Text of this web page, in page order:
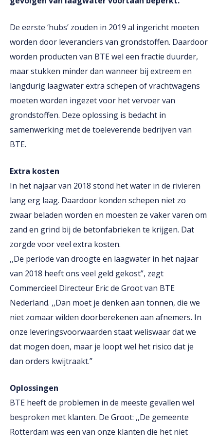
De eerste ‘hubs’ zouden in 2019 al ingericht moeten
worden door leveranciers van grondstoffen. Daardoor
worden producten van BTE wel een fractie duurder,
maar stukken minder dan wanneer bij extreem en
langdurig laagwater extra schepen of vrachtwagens
moeten worden ingezet voor het vervoer van
grondstoffen. Deze oplossing is bedacht in
samenwerking met de toeleverende bedrijven van
BTE.
Extra kosten
In het najaar van 2018 stond het water in de rivieren
lang erg laag. Daardoor konden schepen niet zo
zwaar beladen worden en moesten ze vaker varen om
zand en grind bij de betonfabrieken te krijgen. Dat
zorgde voor veel extra kosten.
,,De periode van droogte en laagwater in het najaar
van 2018 heeft ons veel geld gekost”, zegt
Commercieel Directeur Eric de Groot van BTE
Nederland. ,,Dan moet je denken aan tonnen, die we
niet zomaar wilden doorberekenen aan afnemers. In
onze leveringsvoorwaarden staat weliswaar dat we
dat mogen doen, maar je loopt wel het risico dat je
dan orders kwijtraakt.”
Oplossingen
BTE heeft de problemen in de meeste gevallen wel
besproken met klanten. De Groot: ,,De gemeente
Rotterdam was een van onze klanten die het niet